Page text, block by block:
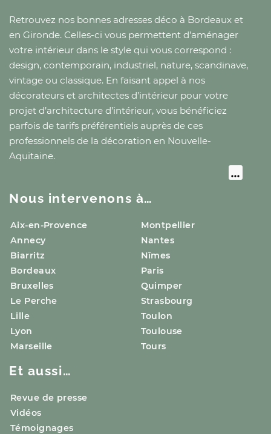
Retrouvez nos bonnes adresses déco à Bordeaux et
en Gironde. Celles-ci vous permettent d’aménager
votre intérieur dans le style qui vous correspond :
design, contemporain, industriel, nature, scandinave,
vintage ou classique. En faisant appel à nos
décorateurs et architectes d’intérieur pour votre
projet d’architecture d’intérieur, vous bénéficiez
parfois de tarifs préférentiels auprès de ces
professionnels de la décoration en Nouvelle-
Aquitaine.
Nous intervenons à…
Aix-en-Provence
Annecy
Biarritz
Bordeaux
Bruxelles
Le Perche
Lille
Lyon
Marseille
Montpellier
Nantes
Nîmes
Paris
Quimper
Strasbourg
Toulon
Toulouse
Tours
Et aussi…
Revue de presse
Vidéos
Témoignages